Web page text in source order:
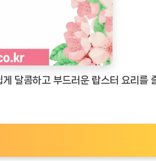
달콤하고 부드러운 랍스터 요리를